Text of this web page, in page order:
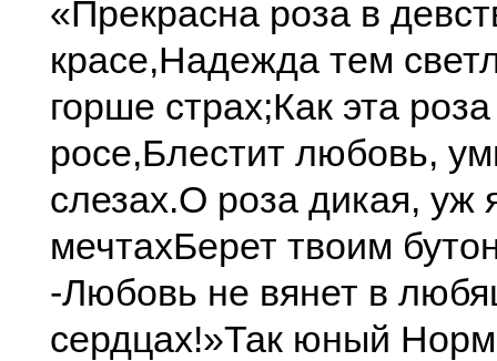
«Прекрасна роза в
красе,Надежда тем
горше страх;Как эта
росе,Блестит любовь,
слезах.О роза дикая, уж
мечтахБерет твоим
-Любовь не вянет в
сердцах!»Так юный